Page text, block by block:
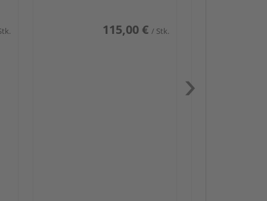
115,00 € / Stk.